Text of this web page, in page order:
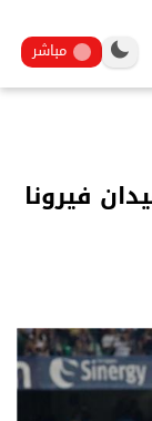
مباشر
فيرونا